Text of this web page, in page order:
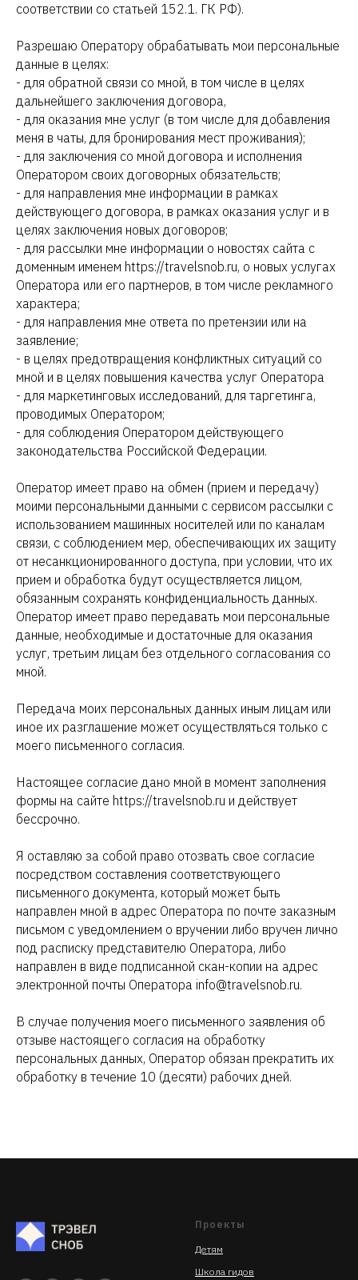
соответствии со статьей 152.1. ГК РФ).
Разрешаю Оператору обрабатывать мои персональные
данные в целях:
- для обратной связи со мной, в том числе в целях
дальнейшего заключения договора,
- для оказания мне услуг (в том числе для добавления
меня в чаты, для бронирования мест проживания);
- для заключения со мной договора и исполнения
Оператором своих договорных обязательств;
- для направления мне информации в рамках
действующего договора, в рамках оказания услуг и в
целях заключения новых договоров;
- для рассылки мне информации о новостях сайта с
доменным именем https://travelsnob.ru, о новых услугах
Оператора или его партнеров, в том числе рекламного
характера;
- для направления мне ответа по претензии или на
заявление;
- в целях предотвращения конфликтных ситуаций со
мной и в целях повышения качества услуг Оператора
- для маркетинговых исследований, для таргетинга,
проводимых Оператором;
- для соблюдения Оператором действующего
законодательства Российской Федерации.
Оператор имеет право на обмен (прием и передачу)
моими персональными данными с сервисом рассылки с
использованием машинных носителей или по каналам
связи, с соблюдением мер, обеспечивающих их защиту
от несанкционированного доступа, при условии, что их
прием и обработка будут осуществляется лицом,
обязанным сохранять конфиденциальность данных.
Оператор имеет право передавать мои персональные
данные, необходимые и достаточные для оказания
услуг, третьим лицам без отдельного согласования со
мной.
Передача моих персональных данных иным лицам или
иное их разглашение может осуществляться только с
моего письменного согласия.
Настоящее согласие дано мной в момент заполнения
формы на сайте https://travelsnob.ru и действует
бессрочно.
Я оставляю за собой право отозвать свое согласие
посредством составления соответствующего
письменного документа, который может быть
направлен мной в адрес Оператора по почте заказным
письмом с уведомлением о вручении либо вручен лично
под расписку представителю Оператора, либо
направлен в виде подписанной скан-копии на адрес
электронной почты Оператора info@travelsnob.ru.
В случае получения моего письменного заявления об
отзыве настоящего согласия на обработку
персональных данных, Оператор обязан прекратить их
обработку в течение 10 (десяти) рабочих дней.
Проекты
Детям
Школа гидов